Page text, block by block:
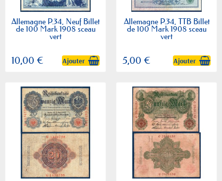
Allemagne P.34, Neuf Billet
de 100 Mark 1908 sceau
vert
10,00 € Ajouter
Allemagne P.34, TTB Billet
de 100 Mark 1908 sceau
vert
5,00 € Ajouter